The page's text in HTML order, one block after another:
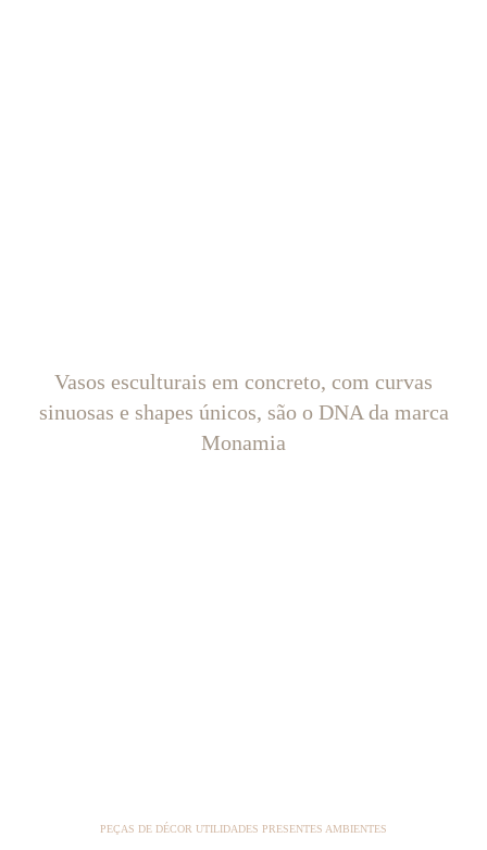
Vasos esculturais em concreto, com curvas
sinuosas e shapes únicos, são o DNA da marca
Monamia
PEÇAS DE DÉCOR UTILIDADES PRESENTES AMBIENTES